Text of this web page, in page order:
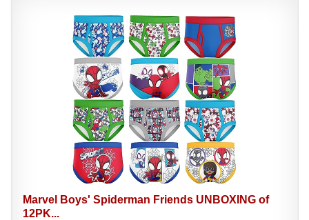
Marvel Boys' Spiderman Friends UNBOXING of
12PK...